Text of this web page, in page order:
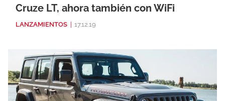
Cruze LT, ahora también con WiFi
LANZAMIENTOS 17.12.19